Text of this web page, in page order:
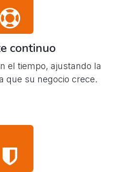
continuo
el tiempo, ajustando la
que su negocio crece.